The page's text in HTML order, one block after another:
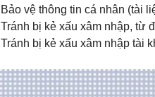
Bảo vệ thông tin cá nhân (tài
Tránh bị kẻ xấu xâm nhập, từ
Tránh bị kẻ xấu xâm nhập tài